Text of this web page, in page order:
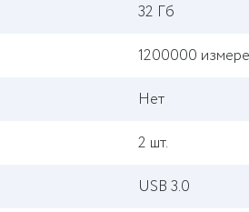
32 Гб
1200000
Нет
2 шт.
USB 3.0